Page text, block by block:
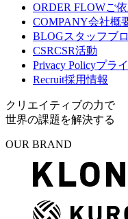
ORDER FLOWご
COMPANY会社概
BLOGスタッフブ
CSRCSR活動
Privacy Policyプラ
Recruit採用情報
クリエイティブの力で
世界の課題を解決する
OUR BRAND